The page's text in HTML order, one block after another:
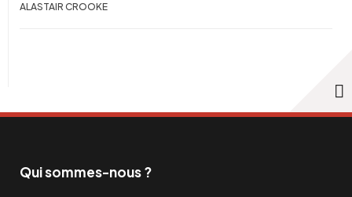
ALASTAIR CROOKE
Qui sommes-nous ?